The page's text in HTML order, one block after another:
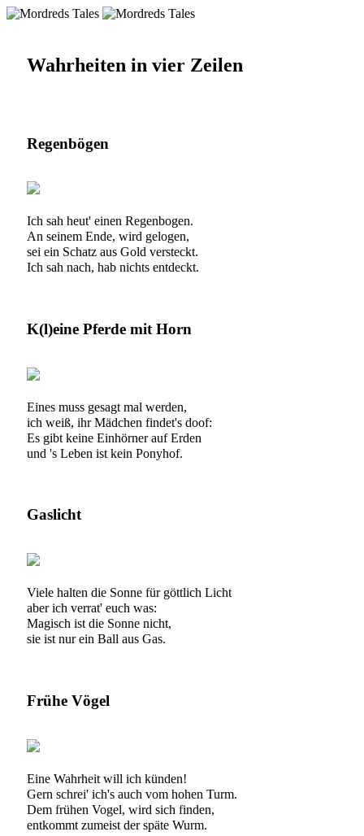
Wahrheiten in vier Zeilen
Regenbögen
Ich sah heut' einen Regenbogen.
An seinem Ende, wird gelogen,
sei ein Schatz aus Gold versteckt.
Ich sah nach, hab nichts entdeckt.
K(l)eine Pferde mit Horn
Eines muss gesagt mal werden,
ich weiß, ihr Mädchen findet's doof:
Es gibt keine Einhörner auf Erden
und 's Leben ist kein Ponyhof.
Gaslicht
Viele halten die Sonne für göttlich Licht
aber ich verrat' euch was:
Magisch ist die Sonne nicht,
sie ist nur ein Ball aus Gas.
Frühe Vögel
Eine Wahrheit will ich künden!
Gern schrei' ich's auch vom hohen Turm.
Dem frühen Vogel, wird sich finden,
entkommt zumeist der späte Wurm.